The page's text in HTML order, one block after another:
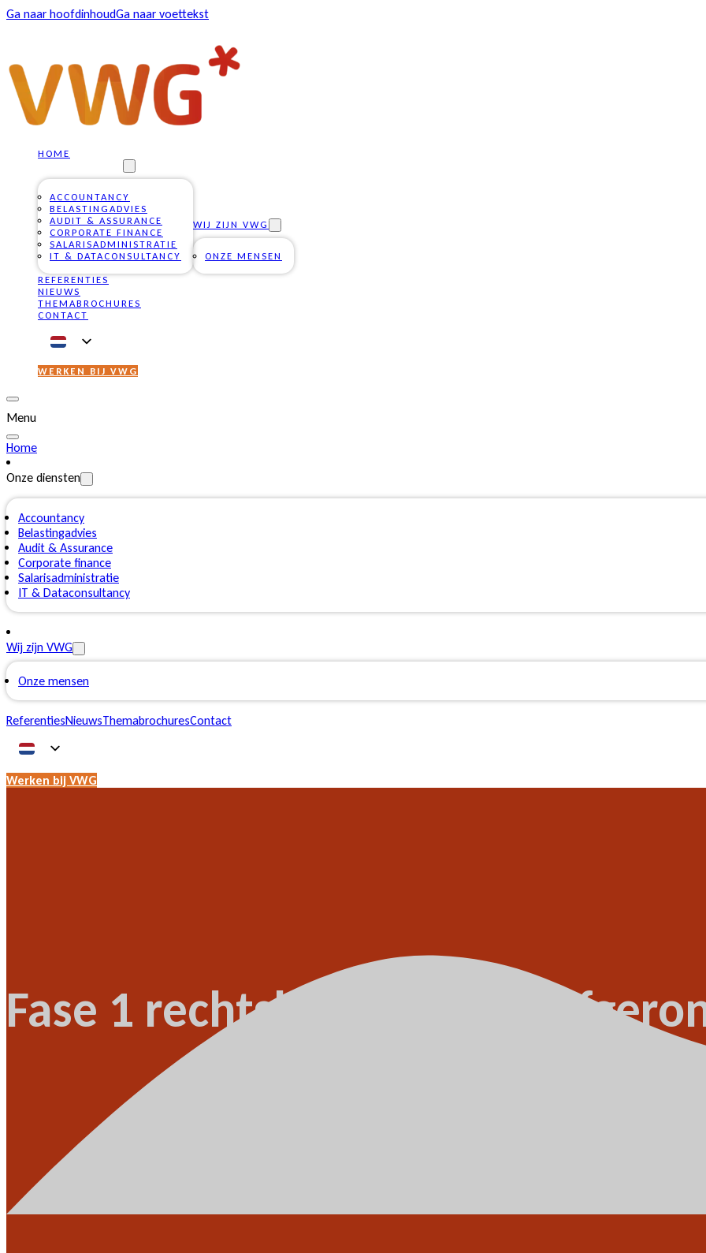
Ga naar hoofdinhoudGa naar voettekst
HOME
ACCOUNTANCY
BELASTINGADVIES
AUDIT & ASSURANCE
CORPORATE FINANCE
SALARISADMINISTRATIE
IT & DATACONSULTANCY
WIJ ZIJN VWG
ONZE MENSEN
REFERENTIES
NIEUWS
THEMABROCHURES
CONTACT
WERKEN BIJ VWG
Menu
Home
Onze diensten
Accountancy
Belastingadvies
Audit & Assurance
Corporate finance
Salarisadministratie
IT & Dataconsultancy
Wij zijn VWG
Onze mensen
ReferentiesNieuwsThemabrochuresContact
Werken bij VWG
Fase 1 rechtsherstel box 3